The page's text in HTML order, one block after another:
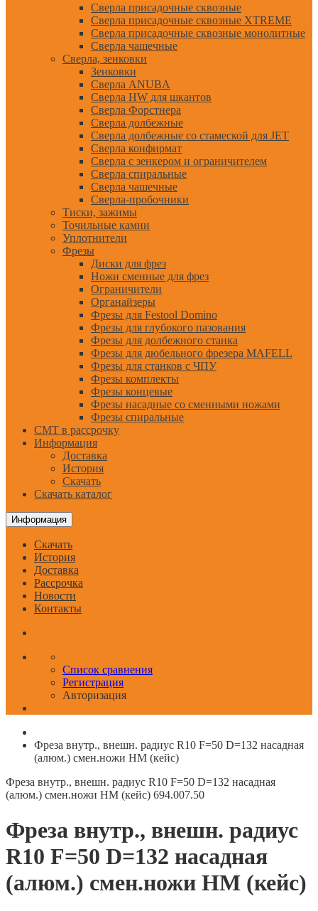
Сверла присадочные сквозные
Сверла присадочные сквозные XTREME
Сверла присадочные сквозные монолитные
Сверла чашечные
Сверла, зенковки
Зенковки
Сверла ANUBA
Сверла HW для шкантов
Сверла Форстнера
Сверла долбежные
Сверла долбежные со стамеской для JET
Сверла конфирмат
Сверла с зенкером и ограничителем
Сверла спиральные
Сверла чашечные
Сверла-пробочники
Тиски, зажимы
Точильные камни
Уплотнители
Фрезы
Диски для фрез
Ножи сменные для фрез
Ограничители
Органайзеры
Фрезы для Festool Domino
Фрезы для глубокого пазования
Фрезы для долбежного станка
Фрезы для дюбельного фрезера MAFELL
Фрезы для станков с ЧПУ
Фрезы комплекты
Фрезы концевые
Фрезы насадные со сменными ножами
Фрезы спиральные
CMT в рассрочку
Информация
Доставка
История
Скачать
Скачать каталог
Информация
Скачать
История
Доставка
Рассрочка
Новости
Контакты
Список сравнения
Регистрация
Авторизация
Фреза внутр., внешн. радиус R10 F=50 D=132 насадная
(алюм.) смен.ножи HM (кейс)
Фреза внутр., внешн. радиус R10 F=50 D=132 насадная
(алюм.) смен.ножи HM (кейс) 694.007.50
Фреза внутр., внешн. радиус
R10 F=50 D=132 насадная
(алюм.) смен.ножи HM (кейс)